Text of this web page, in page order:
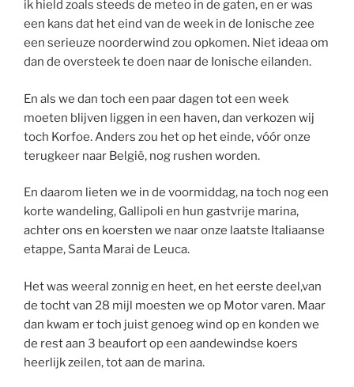
ik hield zoals steeds de meteo in de gaten, en er was
een kans dat het eind van de week in de Ionische zee
een serieuze noorderwind zou opkomen. Niet ideaa om
dan de oversteek te doen naar de Ionische eilanden.
En als we dan toch een paar dagen tot een week
moeten blijven liggen in een haven, dan verkozen wij
toch Korfoe. Anders zou het op het einde, vóór onze
terugkeer naar België, nog rushen worden.
En daarom lieten we in de voormiddag, na toch nog een
korte wandeling, Gallipoli en hun gastvrije marina,
achter ons en koersten we naar onze laatste Italiaanse
etappe, Santa Marai de Leuca.
Het was weeral zonnig en heet, en het eerste deel,van
de tocht van 28 mijl moesten we op Motor varen. Maar
dan kwam er toch juist genoeg wind op en konden we
de rest aan 3 beaufort op een aandewindse koers
heerlijk zeilen, tot aan de marina.